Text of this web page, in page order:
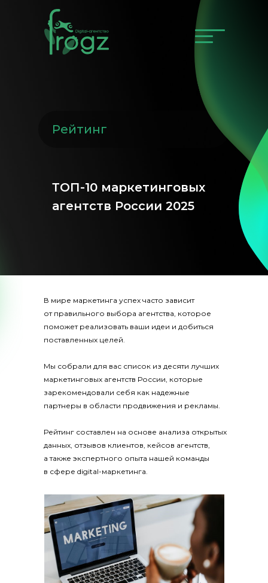
ТОП-10 маркетинговых
агентств России 2025
Рейтинг
В мире маркетинга успех часто зависит
от правильного выбора агентства, которое
поможет реализовать ваши идеи и добиться
поставленных целей.
Мы собрали для вас список из десяти лучших
маркетинговых агентств России, которые
зарекомендовали себя как надежные
партнеры в области продвижения и рекламы.
Рейтинг составлен на основе анализа открытых
данных, отзывов клиентов, кейсов агентств,
а также экспертного опыта нашей команды
в сфере digital-маркетинга.